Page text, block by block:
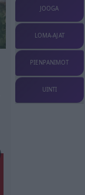
JOOGA
LOMA-AJAT
PIENPANIMOT
UINTI